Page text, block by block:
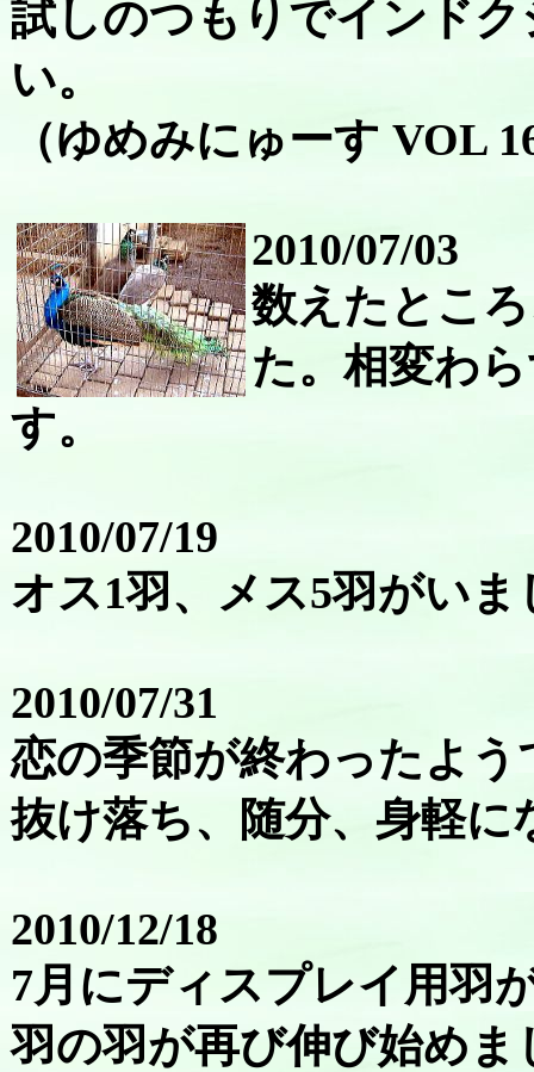
試しのつもりでインド
い。
（ゆめみにゅーす VOL
2010/07/03
数えたとこ
た。相変わ
す。
2010/07/19
オス1羽、メス5羽がいま
2010/07/31
恋の季節が終わったよ
抜け落ち、随分、身軽に
2010/12/18
7月にディスプレイ用羽
羽の羽が再び伸び始めま